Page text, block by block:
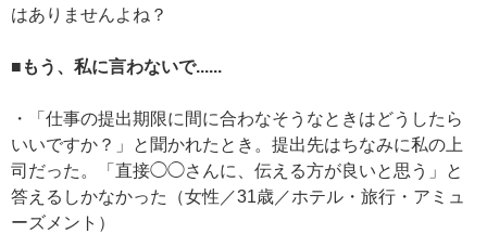
はありませんよね？
■もう、私に言わないで......
・「仕事の提出期限に間に合わなそうなときはどうしたら
いいですか？」と聞かれたとき。提出先はちなみに私の上
司だった。「直接◯◯さんに、伝える方が良いと思う」と
答えるしかなかった（女性／31歳／ホテル・旅行・アミュ
ーズメント）